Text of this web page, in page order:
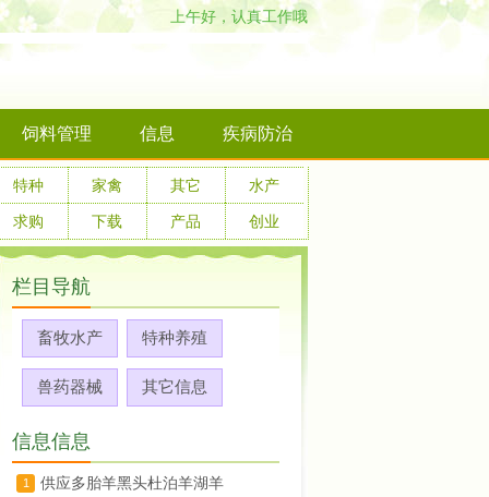
上午好，认真工作哦
饲料管理 信息 疾病防治
特种 家禽 其它 水产
求购 下载 产品 创业
栏目导航
畜牧水产 特种养殖
兽药器械 其它信息
信息信息
1 供应多胎羊黑头杜泊羊湖羊